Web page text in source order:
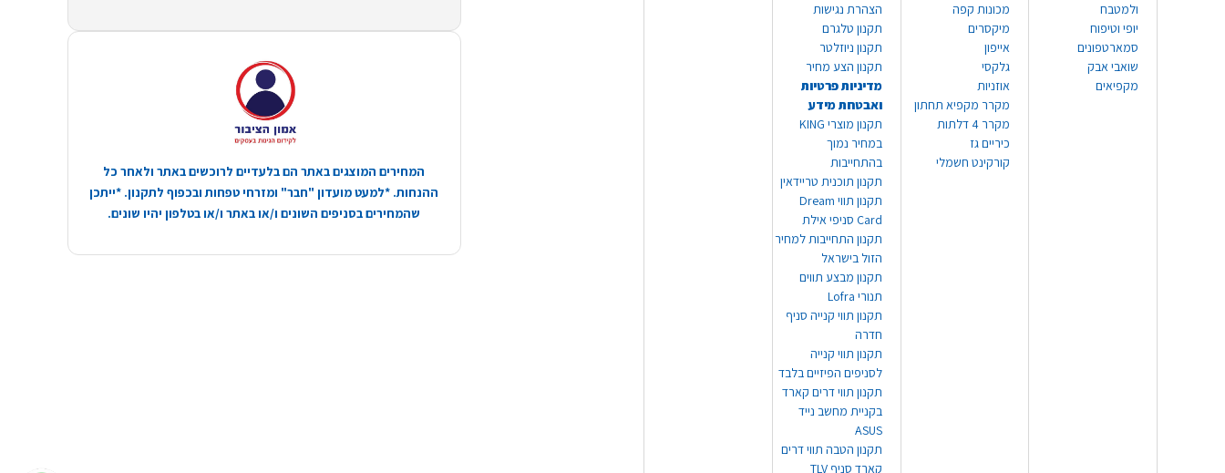
ולמטבח
יופי וטיפוח
סמארטפונים
שואבי אבק
מקפיאים
מכונות קפה
מיקסרים
אייפון
גלקסי
אוזניות
מקרר מקפיא תחתון
מקרר 4 דלתות
כיריים גז
קורקינט חשמלי
הצהרת נגישות
תקנון טלגרם
תקנון ניוזלטר
תקנון הצע מחיר
מדיניות פרטיות
ואבטחת מידע
תקנון מוצרי KING
במחיר נמוך
בהתחייבות
תקנון תוכנית טריידאין
תקנון תווי Dream
Card סניפי אילת
תקנון התחייבות למחיר
הזול בישראל
תקנון מבצע תווים
תנורי Lofra
תקנון תווי קנייה סניף
חדרה
תקנון תווי קנייה
לסניפים הפיזיים בלבד
תקנון תווי דרים קארד
בקניית מחשב נייד
ASUS
תקנון הטבה תווי דרים
קארד סניף TLV
המחירים המוצגים באתר הם בלעדיים לרוכשים באתר ולאחר כל
ההנחות. *למעט מועדון "חבר" ומזרחי טפחות ובכפוף לתקנון. *ייתכן
שהמחירים בסניפים השונים ו/או באתר ו/או בטלפון יהיו שונים.